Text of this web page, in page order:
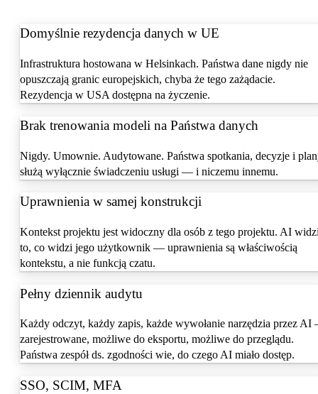
Domyślnie rezydencja danych w UE
Infrastruktura hostowana w Helsinkach. Państwa dane nigdy nie
opuszczają granic europejskich, chyba że tego zażądacie.
Rezydencja w USA dostępna na życzenie.
Brak trenowania modeli na Państwa danych
Nigdy. Umownie. Audytowane. Państwa spotkania, decyzje i
służą wyłącznie świadczeniu usługi — i niczemu innemu.
Uprawnienia w samej konstrukcji
Kontekst projektu jest widoczny dla osób z tego projektu. AI
to, co widzi jego użytkownik — uprawnienia są właściwością
kontekstu, a nie funkcją czatu.
Pełny dziennik audytu
Każdy odczyt, każdy zapis, każde wywołanie narzędzia przez
zarejestrowane, możliwe do eksportu, możliwe do przeglądu.
Państwa zespół ds. zgodności wie, do czego AI miało dostęp.
SSO, SCIM, MFA